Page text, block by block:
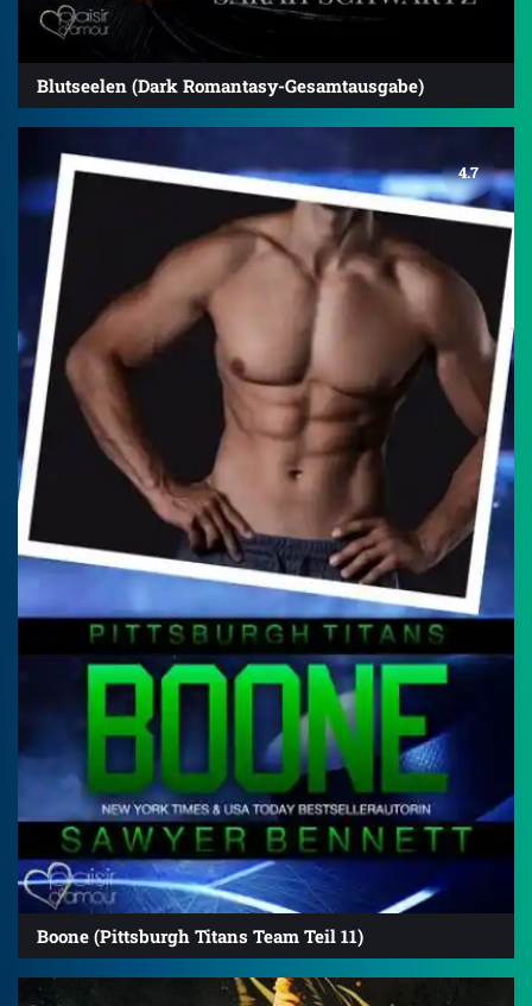
Blutseelen (Dark Romantasy-Gesamtausgabe)
4.7
Boone (Pittsburgh Titans Team Teil 11)